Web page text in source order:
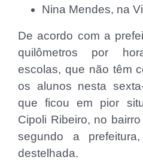
Nina Mendes, na
De acordo com a
quilômetros por
escolas, que não têm
os alunos nesta
que ficou em pior
Cipoli Ribeiro, no
segundo a
destelhada.